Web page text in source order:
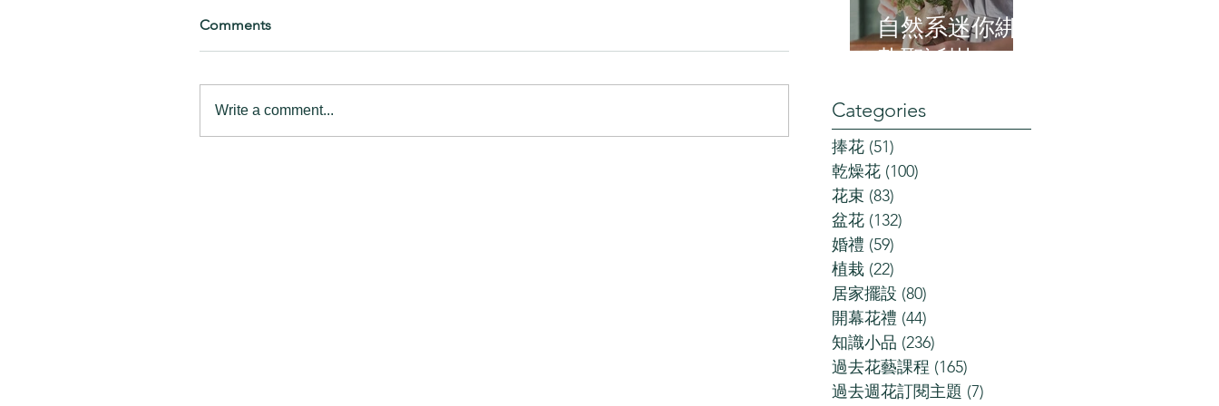
Comments
Write a comment...
自然系迷你綁
紮聖誕樹
Categories
捧花 (51)
乾燥花 (100)
花束 (83)
盆花 (132)
婚禮 (59)
植栽 (22)
居家擺設 (80)
開幕花禮 (44)
知識小品 (236)
過去花藝課程 (165)
過去週花訂閱主題 (7)